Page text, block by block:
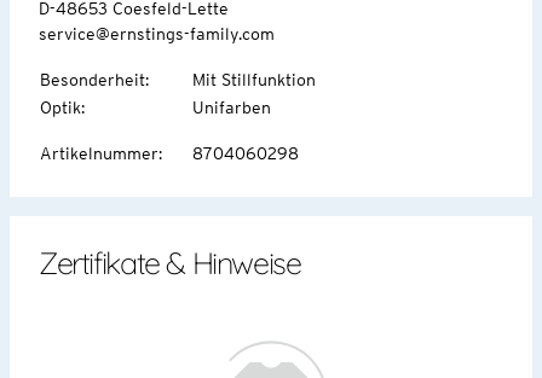
D-48653 Coesfeld-Lette
service@ernstings-family.com
Besonderheit:
Mit Stillfunktion
Optik: Unifarben
Artikelnummer: 8704060298
Zertifikate & Hinweise